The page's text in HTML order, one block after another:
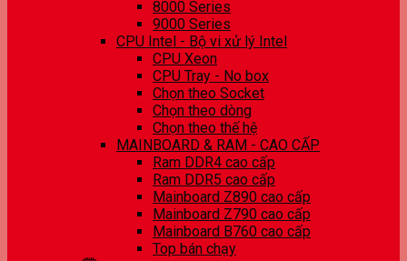
8000 Series
9000 Series
CPU Intel - Bộ vi xử lý Intel
CPU Xeon
CPU Tray - No box
Chọn theo Socket
Chọn theo dòng
Chọn theo thế hệ
MAINBOARD & RAM - CAO CẤP
Ram DDR4 cao cấp
Ram DDR5 cao cấp
Mainboard Z890 cao cấp
Mainboard Z790 cao cấp
Mainboard B760 cao cấp
Top bán chạy